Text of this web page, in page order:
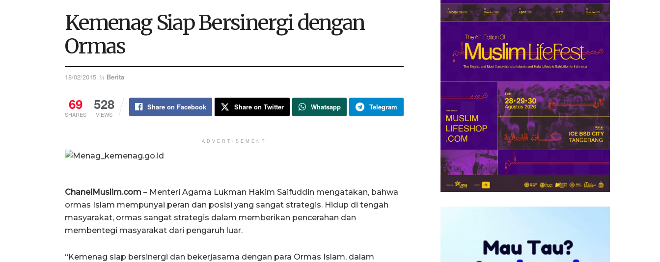
Kemenag Siap Bersinergi dengan
Ormas
18/02/2015 in Berita
69
SHARES
528
VIEWS
Share on Facebook Share on Twitter Whatsapp Telegram
ADVERTISEMENT
ChanelMuslim.com – Menteri Agama Lukman Hakim Saifuddin mengatakan, bahwa
ormas Islam mempunyai peran dan posisi yang sangat strategis. Hidup di tengah
masyarakat, ormas sangat strategis dalam memberikan pencerahan dan
membentegi masyarakat dari pengaruh luar.
“Kemenag siap bersinergi dan bekerjasama dengan para Ormas Islam, dalam